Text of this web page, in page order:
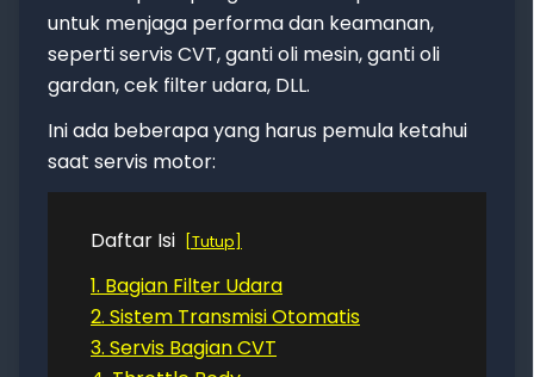
untuk menjaga performa dan keamanan,
seperti servis CVT, ganti oli mesin, ganti oli
gardan, cek filter udara, DLL.
Ini ada beberapa yang harus pemula ketahui
saat servis motor:
Daftar Isi Tutup
1. Bagian Filter Udara
2. Sistem Transmisi Otomatis
3. Servis Bagian CVT